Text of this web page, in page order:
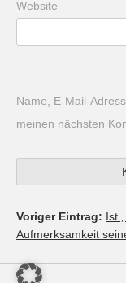
Website
Name, E-Mail-
meinen nächsten
Voriger Eintrag: Ist
Aufmerksamkeit